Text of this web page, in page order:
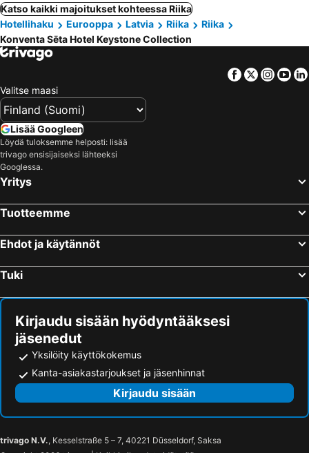
Katso kaikki majoitukset kohteessa Riika
Hotellihaku
Eurooppa Latvia Riika
Riika
Konventa Sēta Hotel Keystone Collection
Facebook
Twitter
Valitse maasi
Lisää Googleen
Löydä tuloksemme helposti: lisää
trivago ensisijaiseksi lähteeksi
Googlessa.
Yritys
Tuotteemme
Ehdot ja käytännöt
Tuki
Kirjaudu sisään hyödyntääksesi
jäsenedut
Yksilöity käyttökokemus
Kanta-asiakastarjoukset ja jäsenhinnat
Kirjaudu sisään
trivago N.V., Kesselstraße 5 – 7, 40221 Düsseldorf, Saksa